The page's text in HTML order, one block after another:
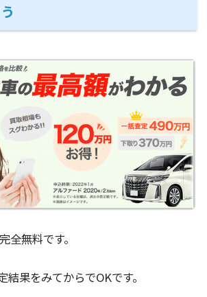
全無料です。
結果をみてからでOKです。